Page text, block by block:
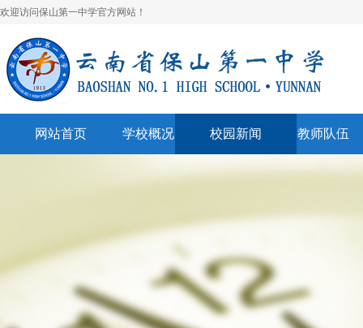
欢迎访问保山第一中学官方网站！
网站首页 学校概况
学校荣誉
联系我们
校园新闻 教师队伍